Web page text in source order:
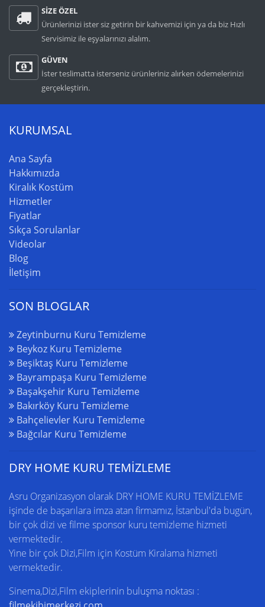
SİZE ÖZEL
Ürünlerinizi ister siz getirin bir kahvemizi için ya da biz Hızlı
Servisimiz ile eşyalarınızı alalım.
GÜVEN
İster teslimatta isterseniz ürünleriniz alırken ödemelerinizi
gerçekleştirin.
KURUMSAL
Ana Sayfa
Hakkımızda
Kiralık Kostüm
Hizmetler
Fiyatlar
Sıkça Sorulanlar
Videolar
Blog
İletişim
SON BLOGLAR
Zeytinburnu Kuru Temizleme
Beykoz Kuru Temizleme
Beşiktaş Kuru Temizleme
Bayrampaşa Kuru Temizleme
Başakşehir Kuru Temizleme
Bakırköy Kuru Temizleme
Bahçelievler Kuru Temizleme
Bağcılar Kuru Temizleme
DRY HOME KURU TEMİZLEME
Asru Organizasyon olarak DRY HOME KURU TEMİZLEME
işinde de başarılara imza atan firmamız, İstanbul'da bugün,
bir çok dizi ve filme sponsor kuru temizleme hizmeti
vermektedir.
Yine bir çok Dizi,Film için Kostüm Kiralama hizmeti
vermektedir.
Sinema,Dizi,Film ekiplerinin buluşma noktası :